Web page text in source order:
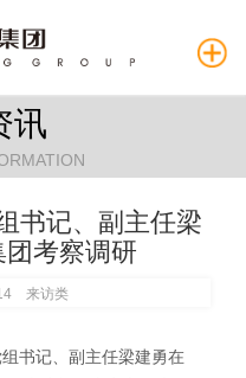
讯
书记、副主任梁
考察调研
来访类
书记、副主任梁建勇在